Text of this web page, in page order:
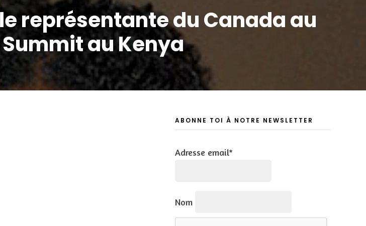
représentante du Canada au
au Kenya
ABONNE TOI À NOTRE NEWSLETTER
Adresse email*
Nom